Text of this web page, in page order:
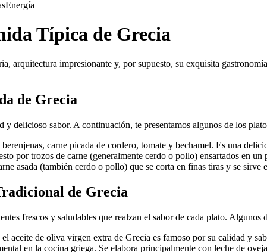
Energía
Típica de Grecia
arquitectura impresionante y, por supuesto, su exquisita
de Grecia
delicioso sabor. A continuación, te presentamos algunos de los
carne picada de cordero, tomate y bechamel. Es una
por trozos de carne (generalmente cerdo o pollo) ensartados en
asada (también cerdo o pollo) que se corta en finas tiras y se sirve
de Grecia
frescos y saludables que realzan el sabor de cada plato. Algunos
aceite de oliva virgen extra de Grecia es famoso por su calidad y
en la cocina griega. Se elabora principalmente con leche de